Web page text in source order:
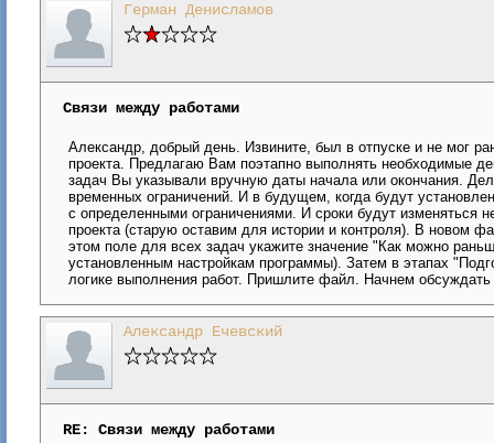
Герман Денисламов
Связи между работами
Александр, добрый день. Извините, был в отпуске и не мог
проекта. Предлагаю Вам поэтапно выполнять необходимые
задач Вы указывали вручную даты начала или окончания.
временных ограничений. И в будущем, когда будут
с определенными ограничениями. И сроки будут
проекта (старую оставим для истории и контроля). В новом
этом поле для всех задач укажите значение "Как можно
установленным настройкам программы). Затем в этапах
логике выполнения работ. Пришлите файл. Начнем
Александр Ечевский
RE: Связи между работами